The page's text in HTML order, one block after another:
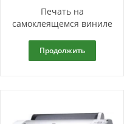
Печать на
самоклеящемся виниле
Продолжить